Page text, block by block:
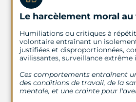
Le harcèlement moral au
Humiliations ou critiques à
volontaire entraînant un
justifiées et disproportionnées,
avilissantes, surveillance extrême
Ces comportements entraînent
des conditions de travail, de la
mentale, et une crainte pour